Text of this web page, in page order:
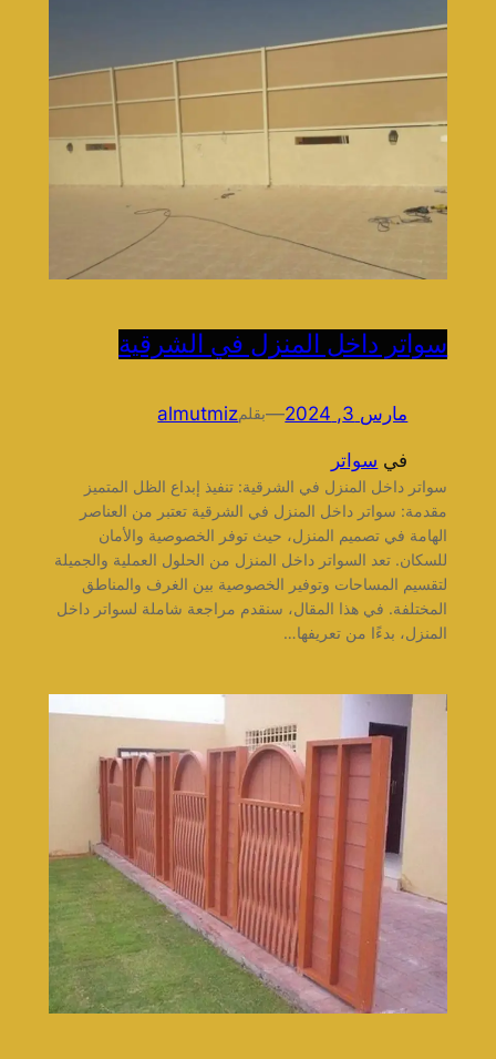
سواتر داخل المنزل في الشرقية
مارس 3, 2024 —بقلمalmutmiz
في سواتر
سواتر داخل المنزل في الشرقية: تنفيذ إبداع الظل المتميز
مقدمة: سواتر داخل المنزل في الشرقية تعتبر من العناصر
الهامة في تصميم المنزل، حيث توفر الخصوصية والأمان
للسكان. تعد السواتر داخل المنزل من الحلول العملية والجميلة
لتقسيم المساحات وتوفير الخصوصية بين الغرف والمناطق
المختلفة. في هذا المقال، سنقدم مراجعة شاملة لسواتر داخل
المنزل، بدءًا من تعريفها…